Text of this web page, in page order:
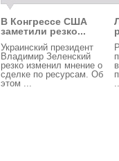
В Конгрессе США
заметили резко...
Украинский президент
Владимир Зеленский
резко изменил мнение о
сделке по ресурсам. Об
этом ...